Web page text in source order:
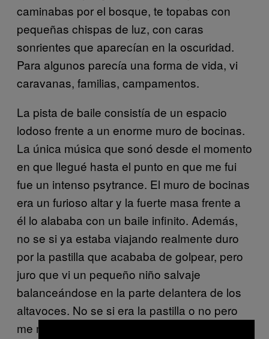
caminabas por el bosque, te topabas con
pequeñas chispas de luz, con caras
sonrientes que aparecían en la oscuridad.
Para algunos parecía una forma de vida, vi
caravanas, familias, campamentos.
La pista de baile consistía de un espacio
lodoso frente a un enorme muro de bocinas.
La única música que sonó desde el momento
en que llegué hasta el punto en que me fui
fue un intenso psytrance. El muro de bocinas
era un furioso altar y la fuerte masa frente a
él lo alababa con un baile infinito. Además,
no se si ya estaba viajando realmente duro
por la pastilla que acababa de golpear, pero
juro que vi un pequeño niño salvaje
balanceándose en la parte delantera de los
altavoces. No se si era la pastilla o no pero
me miraba fijo con una extraña sonrisa, y un